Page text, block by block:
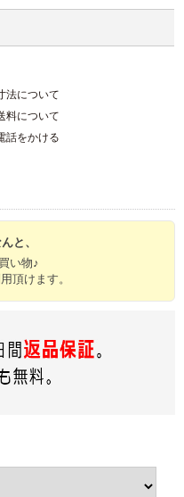
法について
料について
話をかける
と、
い物♪
頂けます。